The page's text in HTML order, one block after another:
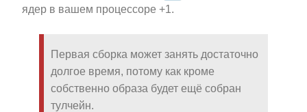
ядер в вашем процессоре +1.
Первая сборка может занять достаточно
долгое время, потому как кроме
собственно образа будет ещё собран
тулчейн.